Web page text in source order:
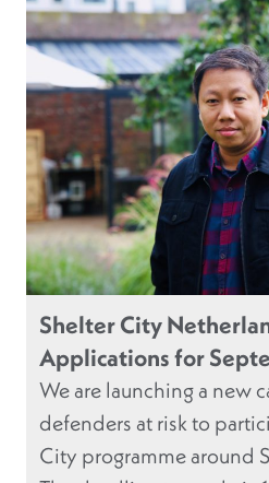
Shelter City
Applications for
We are launching a new
defenders at risk to
City programme around